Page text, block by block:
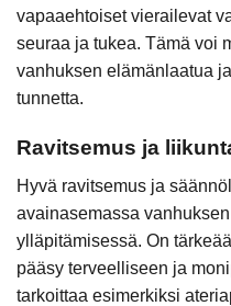
vapaaehtoiset vierailevat
seuraa ja tukea. Tämä voi
vanhuksen elämänlaatua
tunnetta.
Ravitsemus ja
Hyvä ravitsemus ja
avainasemassa
ylläpitämisessä. On
pääsy terveelliseen ja
tarkoittaa esimerkiksi